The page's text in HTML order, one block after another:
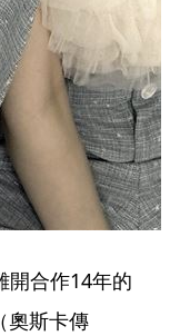
開合作14年的
斯卡傳